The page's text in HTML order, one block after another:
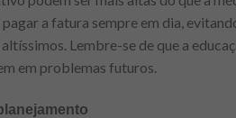
a fatura sempre em dia,
Lembre-se de que a
em problemas futuros.